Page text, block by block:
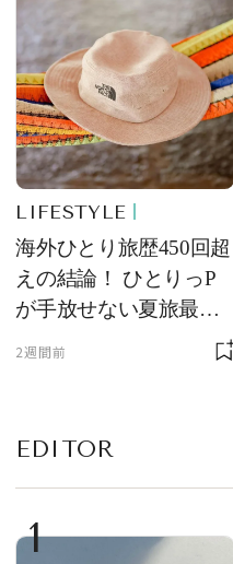
LIFESTYLE
海外ひとり旅歴450回超
えの結論！ ひとりっP
が手放せない夏旅最強
2週間前
EDITOR
1